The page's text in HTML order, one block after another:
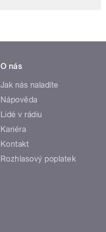
O nás
Jak nás naladíte
Nápověda
Lidé v rádiu
Kariéra
Kontakt
Rozhlasový poplatek